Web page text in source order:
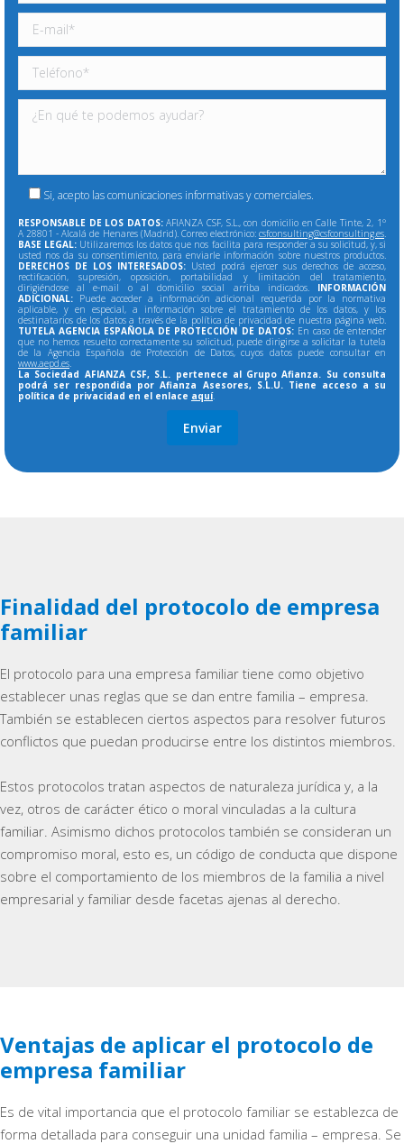
Si, acepto las comunicaciones informativas y comerciales.
RESPONSABLE DE LOS DATOS:AFIANZA CSF, S.L., con domicilio en Calle Tinte, 2, 1º
A 28801 - Alcalá de Henares (Madrid). Correo electrónico: csfconsulting@csfconsulting.es.
BASE LEGAL: Utilizaremos los datos que nos facilita para responder a su solicitud, y, si
usted nos da su consentimiento, para enviarle información sobre nuestros productos.
DERECHOS DE LOS INTERESADOS: Usted podrá ejercer sus derechos de acceso,
rectificación, supresión, oposición, portabilidad y limitación del tratamiento,
dirigiéndose al e-mail o al domicilio social arriba indicados. INFORMACIÓN
ADICIONAL: Puede acceder a información adicional requerida por la normativa
aplicable, y en especial, a información sobre el tratamiento de los datos, y los
destinatarios de los datos a través de la política de privacidad de nuestra página web.
TUTELA AGENCIA ESPAÑOLA DE PROTECCIÓN DE DATOS:En caso de entender
que no hemos resuelto correctamente su solicitud, puede dirigirse a solicitar la tutela
de la Agencia Española de Protección de Datos, cuyos datos puede consultar en
www.aepd.es.
La Sociedad AFIANZA CSF, S.L. pertenece al Grupo Afianza. Su consulta
podrá ser respondida por Afianza Asesores, S.L.U. Tiene acceso a su
política de privacidad en el enlace aquí.
Finalidad del protocolo de empresa
familiar
El protocolo para una empresa familiar tiene como objetivo
establecer unas reglas que se dan entre familia – empresa.
También se establecen ciertos aspectos para resolver futuros
conflictos que puedan producirse entre los distintos miembros.
Estos protocolos tratan aspectos de naturaleza jurídica y, a la
vez, otros de carácter ético o moral vinculadas a la cultura
familiar. Asimismo dichos protocolos también se consideran un
compromiso moral, esto es, un código de conducta que dispone
sobre el comportamiento de los miembros de la familia a nivel
empresarial y familiar desde facetas ajenas al derecho.
Ventajas de aplicar el protocolo de
empresa familiar
Es de vital importancia que el protocolo familiar se establezca de
forma detallada para conseguir una unidad familia – empresa. Se